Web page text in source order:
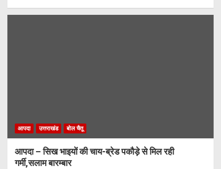
आपदा उत्तराखंड बोल चैतू
आपदा – सिख भाइयों की चाय-ब्रेड पकौड़े से मिल रही
गर्मी,सलाम बारम्बार